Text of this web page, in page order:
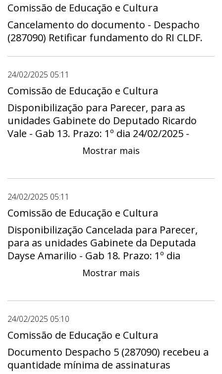
Comissão de Educação e Cultura
Cancelamento do documento - Despacho
(287090) Retificar fundamento do RI CLDF.
24/02/2025 05:11
Comissão de Educação e Cultura
Disponibilização para Parecer, para as
unidades Gabinete do Deputado Ricardo
Vale - Gab 13. Prazo: 1º dia 24/02/2025 -
00:00 a útimo dia 20/03/2025 - 23:59
Mostrar mais
24/02/2025 05:11
Comissão de Educação e Cultura
Disponibilização Cancelada para Parecer,
para as unidades Gabinete da Deputada
Dayse Amarilio - Gab 18. Prazo: 1º dia
28/11/2024 - 00:00 a último dia 11/12/2024 -
Mostrar mais
24/02/2025 05:10
Comissão de Educação e Cultura
Documento Despacho 5 (287090) recebeu a
quantidade mínima de assinaturas